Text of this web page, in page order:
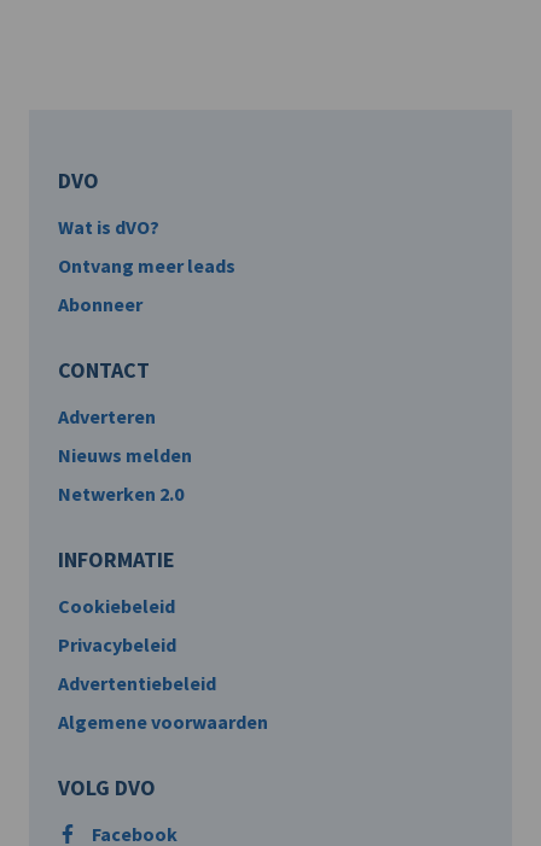
DVO
Wat is dVO?
Ontvang meer leads
Abonneer
CONTACT
Adverteren
Nieuws melden
Netwerken 2.0
INFORMATIE
Cookiebeleid
Privacybeleid
Advertentiebeleid
Algemene voorwaarden
VOLG DVO
Facebook